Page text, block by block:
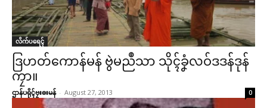
လိက်ပရေၚ်
ဒြဟတ်ကောန်မန် ဗွဲမညဳသာ သိုၚ်ခၞံလဝ်ဒဒန်ဒုန်
ကၠာ။
ဌာန်ပရိုၚ်ဗၠးၜးမန် - August 27, 2013 0